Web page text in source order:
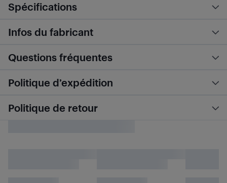
Spécifications
Infos du fabricant
Questions fréquentes
Politique d’expédition
Politique de retour